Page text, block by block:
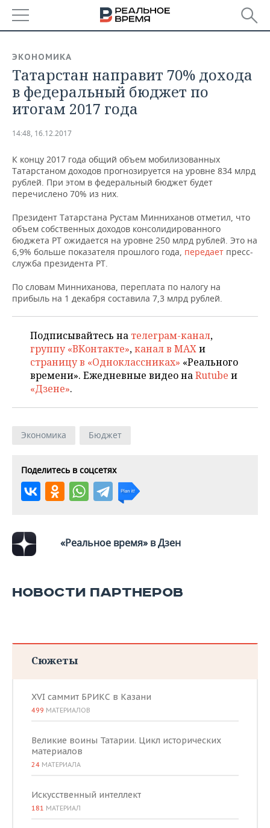
БАШКОРТОСТАН
ТАТАРСТАН
НОВОСТИ
АНАЛИТИКА
ДЕКЛАРАЦИИ О ДОХОДАХ
КОРОЛИ ГОСЗАКАЗА ПФО
КОМУ ПРИНАДЛЕЖАТ
ТОРГОВЫЕ ЦЕНТРЫ
ТАТАРСТАНА
НОВОСТИ ЭКОНОМИКИ
ФИНАНСЫ
БЮДЖЕТ
ИНВЕСТИЦИИ
ПРОМЫШЛЕННОСТЬ
НОВОСТИ
ПРОМЫШЛЕННОСТИ
АГРОПРОМ
МАШИНОСТРОЕНИЕ
НЕФТЬ
ОПК
ЭНЕРГЕТИКА
НЕДВИЖИМОСТЬ
НОВОСТИ АВТО
БИЗНЕС
НОВОСТИ БИЗНЕСА
РОЗНИЧНАЯ ТОРГОВЛЯ
УСЛУГИ
ТЕХНОЛОГИИ
НОВОСТИ ТЕХНОЛОГИЙ
МЕДИА
ТЕЛЕКОММУНИКАЦИИ
МЕРОПРИЯТИЯ
ВЫЕЗДНАЯ РЕДАКЦИЯ
БИЗНЕС-БРАНЧИ
ONLINE-КОНФЕРЕНЦИИ
ОТКРЫТАЯ ЛЕКЦИЯ
НОВОСТИ СПОРТА
ФУТБОЛ
ХОККЕЙ
БАСКЕТБОЛ
КИБЕРСПОРТ
ВОДНЫЕ ВИДЫ СПОРТА
ОБЩЕСТВО
НОВОСТИ ОБЩЕСТВА
ВЛАСТЬ
ИНФРАСТРУКТУРА
КУЛЬТУРА
ОБРАЗОВАНИЕ
ФОТОГАЛЕРЕЯ
СЮЖЕТЫ
СПРАВОЧНИК
СПИСОК КОМПАНИЙ
ЭКОНОМИКА
Татарстан направит 70% дохода
в федеральный бюджет по
итогам 2017 года
14:48, 16.12.2017
К концу 2017 года общий объем мобилизованных
Татарстаном доходов прогнозируется на уровне 834 млрд
рублей. При этом в федеральный бюджет будет
перечислено 70% из них.
Президент Татарстана Рустам Минниханов отметил, что
объем собственных доходов консолидированного
бюджета РТ ожидается на уровне 250 млрд рублей. Это на
6,9% больше показателя прошлого года, передает пресс-
служба президента РТ.
По словам Минниханова, переплата по налогу на
прибыль на 1 декабря составила 7,3 млрд рублей.
Подписывайтесь на телеграм-канал,
группу «ВКонтакте»,канал в MAXи
страницу в «Одноклассниках» «Реального
времени». Ежедневные видео наRutube и
«Дзене».
Экономика Бюджет
Поделитесь в соцсетях
«Реальное время» в Дзен
НОВОСТИ ПАРТНЕРОВ
Сюжеты
XVI саммит БРИКС в Казани
499 МАТЕРИАЛОВ
Великие воины Татарии. Цикл исторических
материалов
24 МАТЕРИАЛА
Искусственный интеллект
181 МАТЕРИАЛ